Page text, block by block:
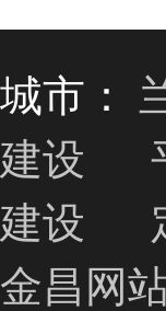
城市：
建设
建设
金昌网